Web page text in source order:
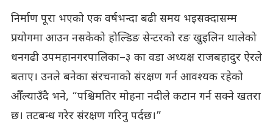
निर्माण पूरा भएको एक वर्षभन्दा बढी समय भइसक्दासम्म
प्रयोगमा आउन नसकेको होल्डिङ सेन्टरको रङ खुइलिन थालेको
धनगढी उपमहानगरपालिका–३ का वडा अध्यक्ष राजबहादुर ऐरले
बताए। उनले बनेका संरचनाको संरक्षण गर्न आवश्यक रहेको
औँल्याउँदै भने, “पश्चिमतिर मोहना नदीले कटान गर्न सक्ने खतरा
छ। तटबन्ध गरेर संरक्षण गरिनु पर्दछ।”